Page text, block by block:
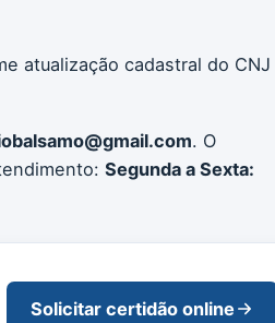
atualização cadastral do CNJ
. O
Segunda a Sexta:
Solicitar certidão online